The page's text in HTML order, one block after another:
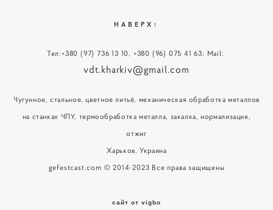
НАВЕРХ↑
Тел:+380 (97) 736 13 10, +380 (96) 075 41 63; Mail:
vdt.kharkiv@gmail.com
Чугунное, стальное, цветное литьё, механическая обработка металлов
на станках ЧПУ, термообработка металла, закалка, нормализация,
отжиг
Харьков, Украина
gefestcast.com © 2014-2023 Все права защищены
сайт от vigbo